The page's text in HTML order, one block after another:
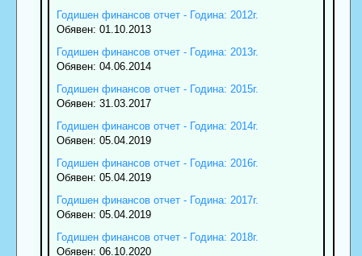
Годишен финансов отчет - Година: 2012г.
Обявен: 01.10.2013
Годишен финансов отчет - Година: 2013г.
Обявен: 04.06.2014
Годишен финансов отчет - Година: 2015г.
Обявен: 31.03.2017
Годишен финансов отчет - Година: 2014г.
Обявен: 05.04.2019
Годишен финансов отчет - Година: 2016г.
Обявен: 05.04.2019
Годишен финансов отчет - Година: 2017г.
Обявен: 05.04.2019
Годишен финансов отчет - Година: 2018г.
Обявен: 06.10.2020